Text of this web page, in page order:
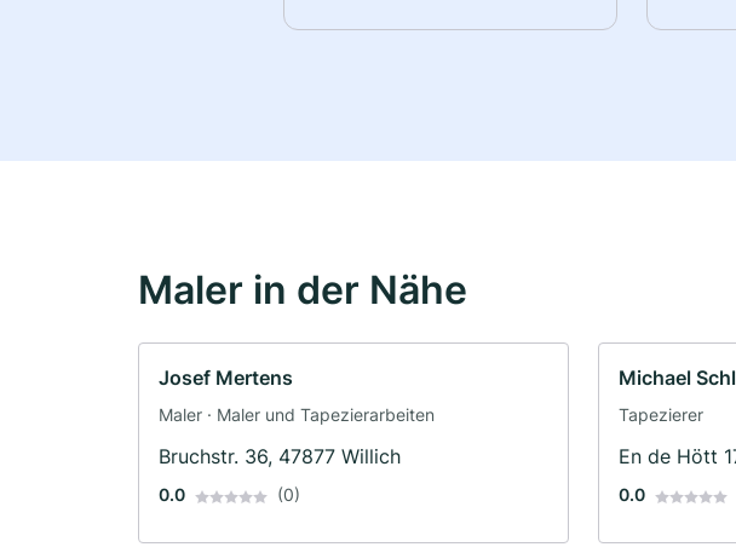
Maler in der Nähe
Josef Mertens
Maler · Maler und Tapezierarbeiten
Bruchstr. 36, 47877 Willich
0.0 (0)
Michael
Tapezierer
En de Hött
0.0